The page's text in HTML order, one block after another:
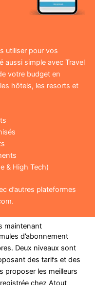
utiliser pour vos
aussi simple avec Travel
votre budget en
hôtels, les resorts et
& High Tech)
d’autres plateformes
maintenant
d’abonnement
Deux niveaux sont
des tarifs et des
proposer les meilleurs
chez Atout